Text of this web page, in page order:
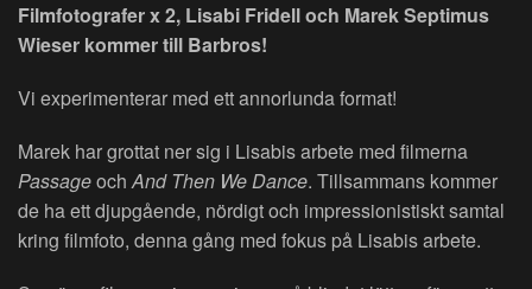
Filmfotografer x 2, Lisabi Fridell och Marek Septimus
Wieser kommer till Barbros!
Vi experimenterar med ett annorlunda format!
Marek har grottat ner sig i Lisabis arbete med filmerna
PassageochAnd Then We Dance. Tillsammans kommer
de ha ett djupgående, nördigt och impressionistiskt samtal
kring filmfoto, denna gång med fokus på Lisabis arbete.